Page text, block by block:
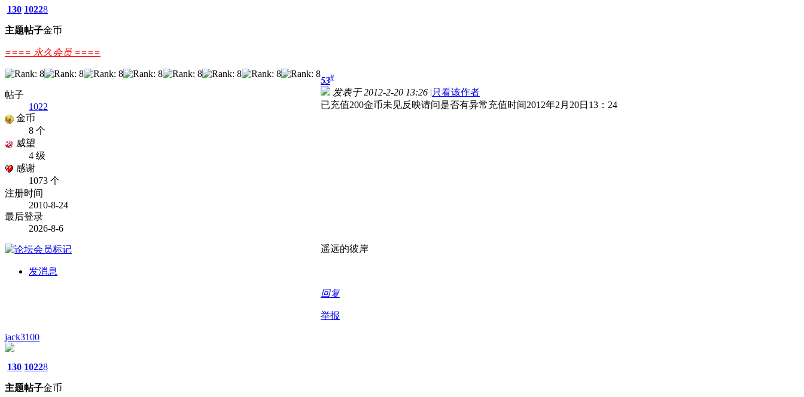
130
主题
1022
帖子
8
金币
==== 永久会员 ====
帖子
1022
金币
8 个
威望
4 级
感谢
1073 个
注册时间
2010-8-24
最后登录
2026-8-6
发消息
53#
发表于 2012-2-20 13:26 |只看该作者
已充值200金币未见反映请问是否有异常充值时间2012年2月20日13：24
遥远的彼岸
回复
举报
jack3100
130
主题
1022
帖子
8
金币